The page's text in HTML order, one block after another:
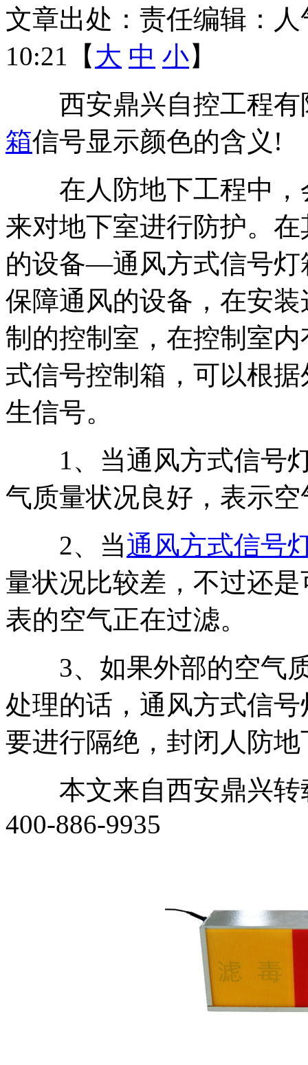
文章出处： 责任编辑：
10:21【 大 中 小】
西安鼎兴自控工程有
箱信号显示颜色的含义!
在人防地下工程中，
来对地下室进行防护。
的设备—通风方式信号灯
保障通风的设备，在安
制的控制室，在控制室
式信号控制箱，可以根
生信号。
1、当通风方式信号灯
气质量状况良好，表示
2、当通风方式信号
量状况比较差，不过还
表的空气正在过滤。
3、如果外部的空气质
处理的话，通风方式信
要进行隔绝，封闭人防地
本文来自西安鼎兴转
400-886-9935